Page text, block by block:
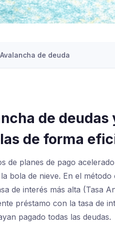
de deuda
de deudas
de forma
de planes de pago
bola de nieve. En el
de interés más alta (Tasa
préstamo con la tasa de
pagado todas las deudas.